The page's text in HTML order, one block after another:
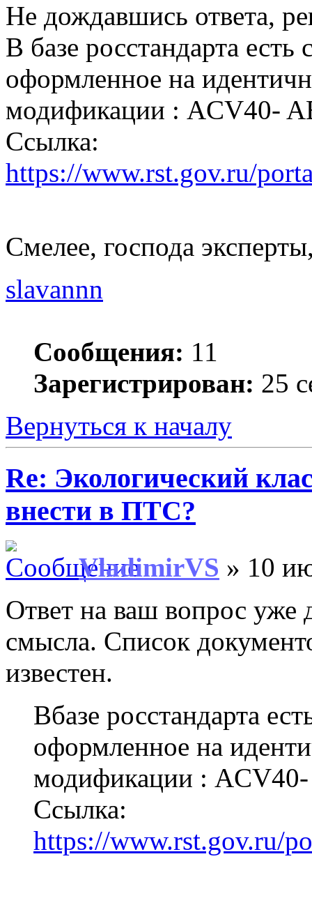
Не дождавшись ответа,
В базе росстандарта
оформленное на
модификации : ACV40-
Ссылка:
https://www.rst.gov.ru/
Смелее, господа
slavannn
Сообщения: 11
Зарегистрирован: 25
Вернуться к началу
Re: Экологический
внести в ПТС?
VladimirVS » 10
Ответ на ваш вопрос уже
смысла. Список
известен.
Вбазе росстандарта
оформленное на
модификации :
Ссылка:
https://www.rst.gov.ru/